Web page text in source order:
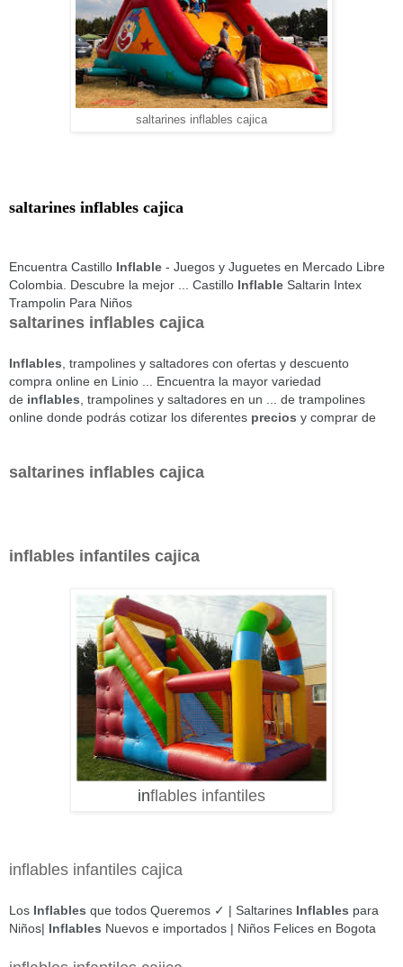
saltarines inflables cajica
saltarines inflables cajica
Encuentra Castillo Inflable - Juegos y Juguetes en Mercado Libre
Colombia. Descubre la mejor ... Castillo Inflable Saltarin Intex
Trampolin Para Niños
saltarines inflables cajica
Inflables, trampolines y saltadores con ofertas y descuento
compra online en Linio ... Encuentra la mayor variedad
de inflables, trampolines y saltadores en un ... de trampolines
online donde podrás cotizar los diferentes precios y comprar de
saltarines inflables cajica
inflables infantiles cajica
inflables infantiles
inflables infantiles cajica
Los Inflables que todos Queremos ✓ | Saltarines Inflables para
Niños| Inflables Nuevos e importados | Niños Felices en Bogota